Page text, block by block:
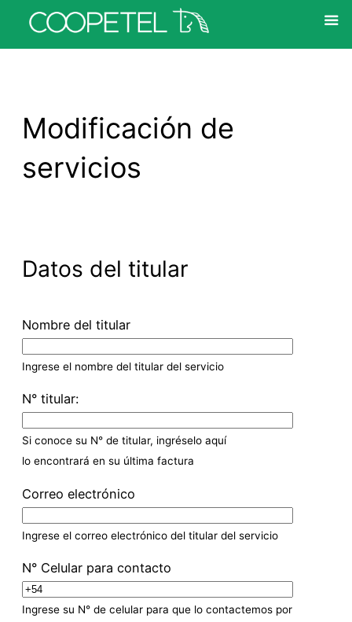
Modificación de
servicios
Datos del titular
Nombre del titular
Ingrese el nombre del titular del servicio
N° titular:
Si conoce su N° de titular, ingréselo aquí
lo encontrará en su última factura
Correo electrónico
Ingrese el correo electrónico del titular del servicio
N° Celular para contacto
Ingrese su N° de celular para que lo contactemos por